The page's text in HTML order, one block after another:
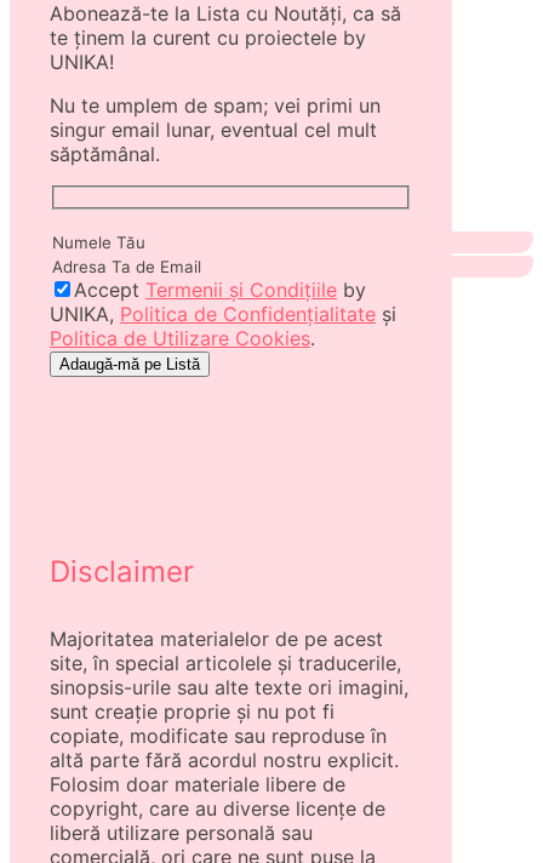
Abonează-te la Lista cu Noutăți, ca să
te ținem la curent cu proiectele by
UNIKA!
Nu te umplem de spam; vei primi un
singur email lunar, eventual cel mult
săptămânal.
Accept Termenii și Condițiile by
UNIKA, Politica de Confidențialitate și
Politica de Utilizare Cookies.
Disclaimer
Majoritatea materialelor de pe acest
site, în special articolele și traducerile,
sinopsis-urile sau alte texte ori imagini,
sunt creație proprie și nu pot fi
copiate, modificate sau reproduse în
altă parte fără acordul nostru explicit.
Folosim doar materiale libere de
copyright, care au diverse licențe de
liberă utilizare personală sau
comercială, ori care ne sunt puse la